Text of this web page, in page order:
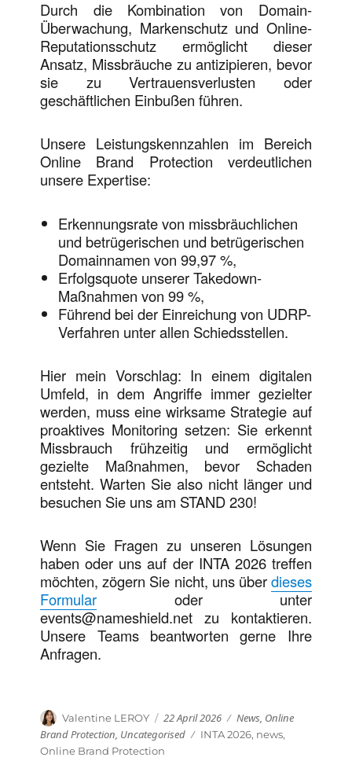
Durch die Kombination von Domain-
Überwachung, Markenschutz und Online-
Reputationsschutz ermöglicht dieser
Ansatz, Missbräuche zu antizipieren, bevor
sie zu Vertrauensverlusten oder
geschäftlichen Einbußen führen.
Unsere Leistungskennzahlen im Bereich
Online Brand Protection verdeutlichen
unsere Expertise:
Erkennungsrate von missbräuchlichen
und betrügerischen und betrügerischen
Domainnamen von 99,97 %,
Erfolgsquote unserer Takedown-
Maßnahmen von 99 %,
Führend bei der Einreichung von UDRP-
Verfahren unter allen Schiedsstellen.
Hier mein Vorschlag: In einem digitalen
Umfeld, in dem Angriffe immer gezielter
werden, muss eine wirksame Strategie auf
proaktives Monitoring setzen: Sie erkennt
Missbrauch frühzeitig und ermöglicht
gezielte Maßnahmen, bevor Schaden
entsteht. Warten Sie also nicht länger und
besuchen Sie uns am STAND 230!
Wenn Sie Fragen zu unseren Lösungen
haben oder uns auf der INTA 2026 treffen
möchten, zögern Sie nicht, uns überdieses
Formular oder unter
events@nameshield.net zu kontaktieren.
Unsere Teams beantworten gerne Ihre
Anfragen.
Autor
Valentine LEROY Veröffentlicht
am
22 April 2026 Kategorien
News, Online
Brand Protection, Uncategorised Schlagwörter
INTA 2026, news,
Online Brand Protection